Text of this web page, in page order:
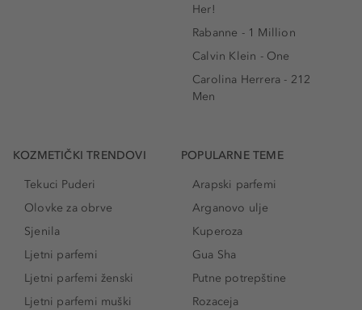
Her!
Rabanne - 1 Million
Calvin Klein - One
Carolina Herrera - 212
Men
KOZMETIČKI TRENDOVI
Tekuci Puderi
Olovke za obrve
Sjenila
Ljetni parfemi
Ljetni parfemi ženski
Ljetni parfemi muški
POPULARNE TEME
Arapski parfemi
Arganovo ulje
Kuperoza
Gua Sha
Putne potrepštine
Rozaceja